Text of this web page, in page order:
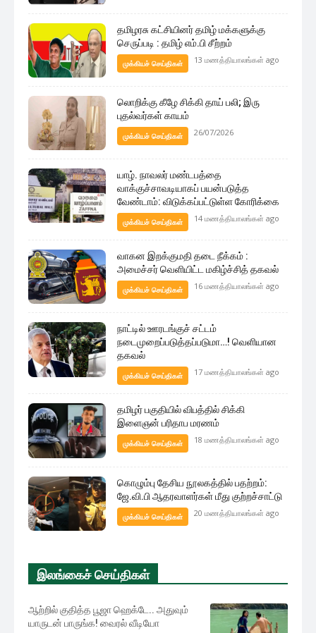
தமிழரசு கட்சியினர் தமிழ் மக்களுக்கு
செருப்படி : தமிழ் எம்.பி சீற்றம்
முக்கியச் செய்திகள் 13 மணத்தியாலங்கள் ago
லொறிக்கு கீழே சிக்கி தாய் பலி; இரு
புதல்வர்கள் காயம்
முக்கியச் செய்திகள் 26/07/2026
யாழ். நாவலர் மண்டபத்தை
வாக்குச்சாவடியாகப் பயன்படுத்த
வேண்டாம்: விடுக்கப்பட்டுள்ள கோரிக்கை
முக்கியச் செய்திகள் 14 மணத்தியாலங்கள் ago
வாகன இறக்குமதி தடை நீக்கம் :
அமைச்சர் வெளியிட்ட மகிழ்ச்சித் தகவல்
முக்கியச் செய்திகள் 16 மணத்தியாலங்கள் ago
நாட்டில் ஊரடங்குச் சட்டம்
நடைமுறைப்படுத்தப்படுமா…! வெளியான
தகவல்
முக்கியச் செய்திகள் 17 மணத்தியாலங்கள் ago
தமிழர் பகுதியில் விபத்தில் சிக்கி
இளைஞன் பரிதாப மரணம்
முக்கியச் செய்திகள் 18 மணத்தியாலங்கள் ago
கொழும்பு தேசிய நூலகத்தில் பதற்றம்:
ஜே.வி.பி ஆதரவாளர்கள் மீது குற்றச்சாட்டு
முக்கியச் செய்திகள் 20 மணத்தியாலங்கள் ago
இலங்கைச் செய்திகள்
ஆற்றில் குதித்த பூஜா ஹெக்டே.. அதுவும்
யாருடன் பாருங்க! வைரல் வீடியோ